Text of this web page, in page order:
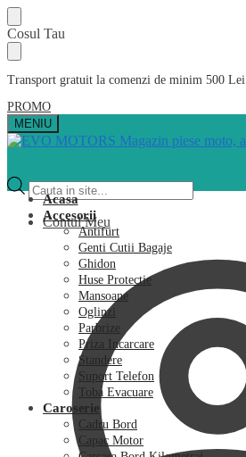
Skip
to
navigation
Skip
to
content
Cosul Tau
Transport gratuit la comenzi de minim 500 Lei
PROMO
MENIU
Products
search
Contul Meu
Acasa
Accesorii
Antifurt
Genti Cutii Bagaje
Ghidon
Huse Protectie
Mansoane
Oglinzi
Parbrize
Priza Incarcare
Standere
Suport Telefon
Toba Evacuare
Caroserie
Cadru Bord
Capac Motor